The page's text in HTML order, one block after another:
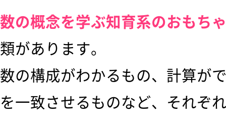
数の概念を学ぶ知育系のおもち
類があります。
数の構成がわかるもの、計算が
を一致させるものなど、それぞ